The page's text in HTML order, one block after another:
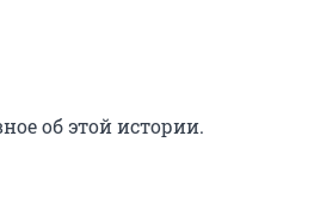
об этой истории.